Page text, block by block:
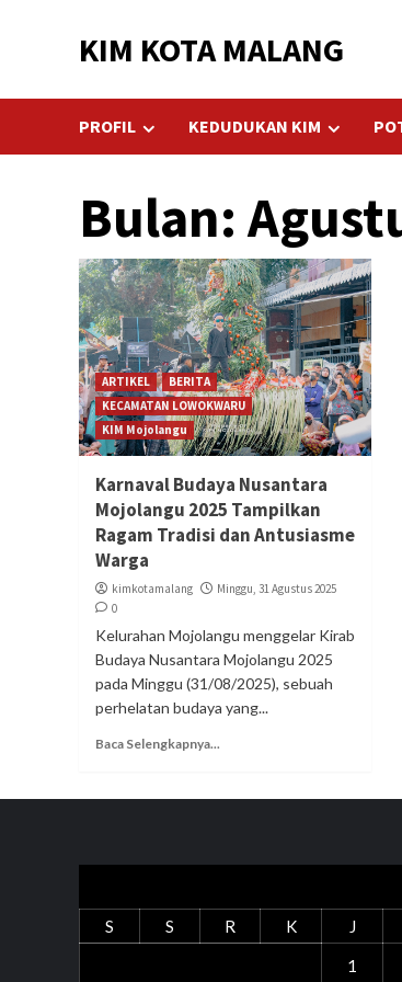
KIM KOTA MALANG
PROFIL KEDUDUKAN KIM
Bulan:
ARTIKEL
BERITA
KECAMATAN LOWOKWARU
KIM Mojolangu
Karnaval Budaya Nusantara
Mojolangu 2025 Tampilkan
Ragam Tradisi dan Antusiasme
Warga
kimkotamalang
Minggu, 31 Agustus 2025
0
Kelurahan Mojolangu menggelar Kirab
Budaya Nusantara Mojolangu 2025
pada Minggu (31/08/2025), sebuah
perhelatan budaya yang...
Baca Selengkapnya...
S
S R K J
1